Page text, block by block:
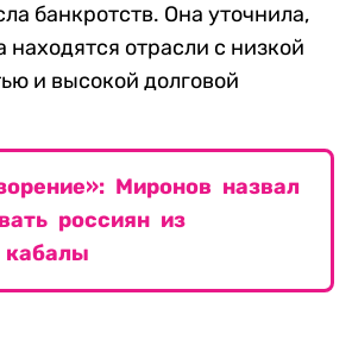
банкротств. Она уточнила,
находятся отрасли с низкой
и высокой долговой
Миронов назвал
россиян из
кабалы